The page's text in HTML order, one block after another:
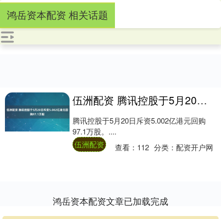
鸿岳资本配资 相关话题
伍洲配资 腾讯控股于5月20日斥资5.002亿港元回购97.1万股
腾讯控股于5月20日斥资5.002亿港元回购
97.1万股。....
伍洲配资
查看： 112 分类：配资开户网
鸿岳资本配资文章已加载完成